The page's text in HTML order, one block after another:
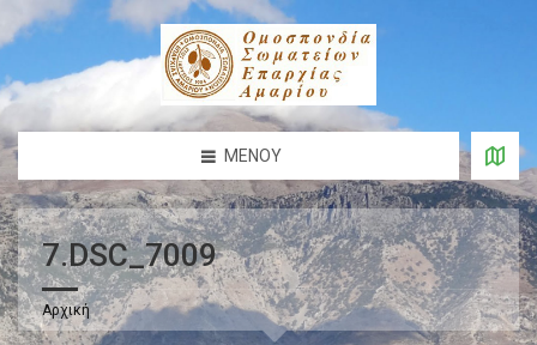
ΜΕΝΟΎ
7.DSC_7009
Αρχική